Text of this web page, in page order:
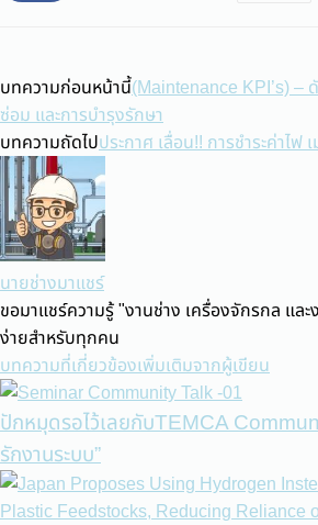
บทความก่อนหน้านี้(Maintenance KPI’s) –
ซ่อม และการบำรุงรักษา
บทความถัดไปประกาศ เลื่อน!! การชำระค่าไฟ
นายช่างมาแชร์
ขอมาแชร์ความรู้ "งานช่าง เครื่องจักรกล และ
ง่ายสำหรับทุกคน
บทความที่เกี่ยวข้องเพิ่มเติมจากผู้เขียน
ปักหมุดรอไว้เลยกับTEMCA
รักงานระบบ”